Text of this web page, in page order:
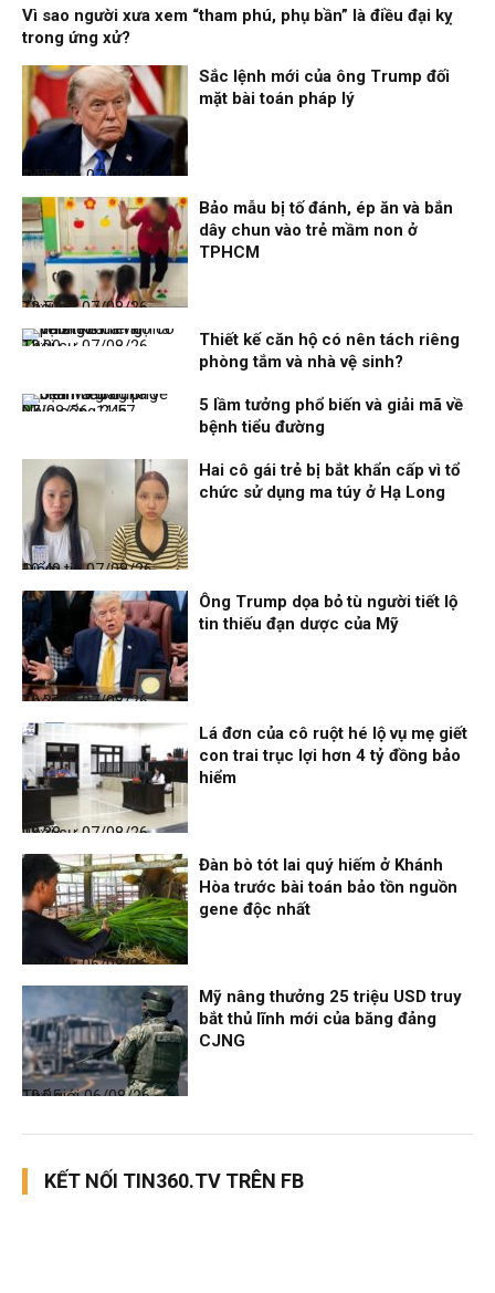
Vì sao người xưa xem “tham phú, phụ bần” là điều đại kỵ
trong ứng xử?
Điểm tin
07/08/26, 14:56
Sắc lệnh mới của ông Trump đối
mặt bài toán pháp lý
Thời sự
07/08/26, 12:51
Bảo mẫu bị tố đánh, ép ăn và bắn
dây chun vào trẻ mầm non ở
TPHCM
Thời sự
07/08/26, 12:00
Thiết kế căn hộ có nên tách riêng
phòng tắm và nhà vệ sinh?
Nhịp sống 24h
07/08/26, 11:57
5 lầm tưởng phổ biến và giải mã về
bệnh tiểu đường
Điểm tin
07/08/26, 10:40
Hai cô gái trẻ bị bắt khẩn cấp vì tổ
chức sử dụng ma túy ở Hạ Long
Thời sự
07/08/26, 10:27
Ông Trump dọa bỏ tù người tiết lộ
tin thiếu đạn dược của Mỹ
Thời sự
07/08/26, 08:38
Lá đơn của cô ruột hé lộ vụ mẹ giết
con trai trục lợi hơn 4 tỷ đồng bảo
hiểm
Thời sự
06/08/26, 19:09
Đàn bò tót lai quý hiếm ở Khánh
Hòa trước bài toán bảo tồn nguồn
gene độc nhất
Thế giới
06/08/26, 19:05
Mỹ nâng thưởng 25 triệu USD truy
bắt thủ lĩnh mới của băng đảng
CJNG
KẾT NỐI TIN360.TV TRÊN FB